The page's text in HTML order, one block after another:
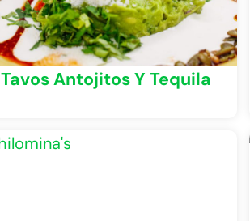
Tavos Antojitos Y Tequila